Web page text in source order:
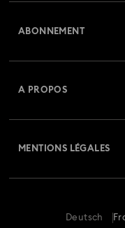
Retours et échanges
Statut de réparation
Contactez-Nous
ABONNEMENT
A PROPOS
MENTIONS LÉGALES
Conditions Générales
Deutsch